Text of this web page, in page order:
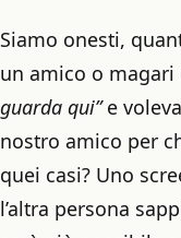
Siamo onesti,
un amico o magari
guarda qui”e
nostro amico per
quei casi? Uno
l’altra persona